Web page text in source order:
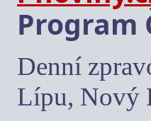
Program
Denní
Lípu, Nový